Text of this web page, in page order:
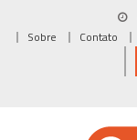
Sobre
Contato